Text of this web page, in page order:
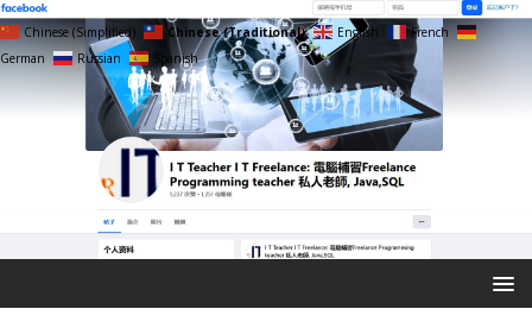
Chinese (Simplified) Chinese (Traditional) English
French
German
Russian Spanish